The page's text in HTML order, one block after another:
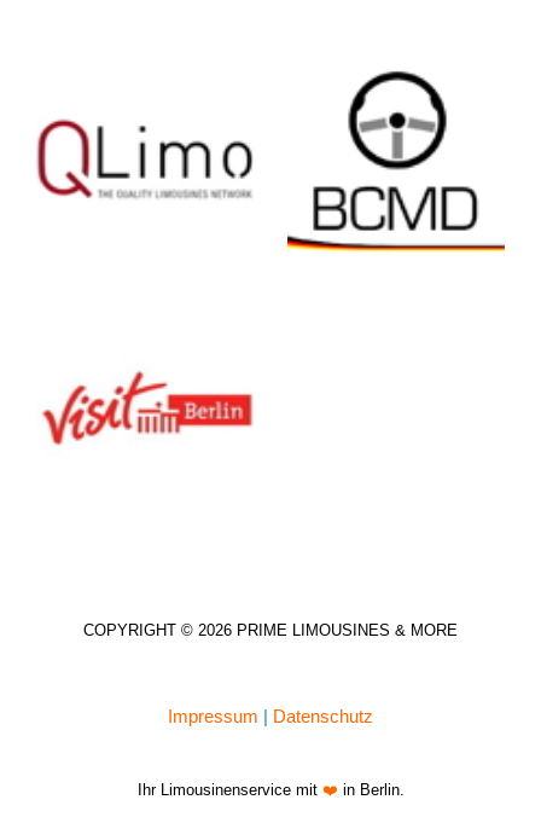
COPYRIGHT © 2026 PRIME LIMOUSINES & MORE
Impressum Datenschutz
Ihr Limousinenservice mit❤️ in Berlin.